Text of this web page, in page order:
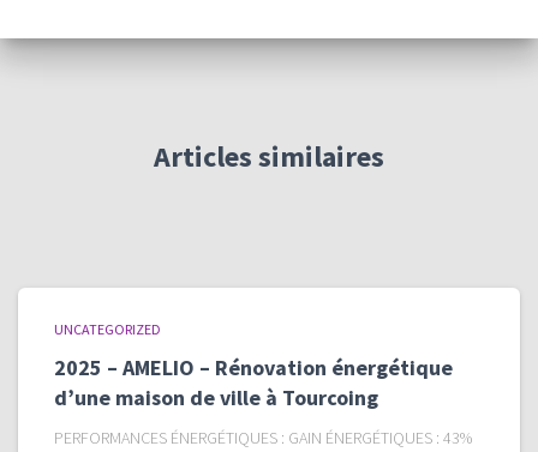
Articles similaires
UNCATEGORIZED
2025 – AMELIO – Rénovation énergétique
d’une maison de ville à Tourcoing
PERFORMANCES ÉNERGÉTIQUES : GAIN ÉNERGÉTIQUES : 43%